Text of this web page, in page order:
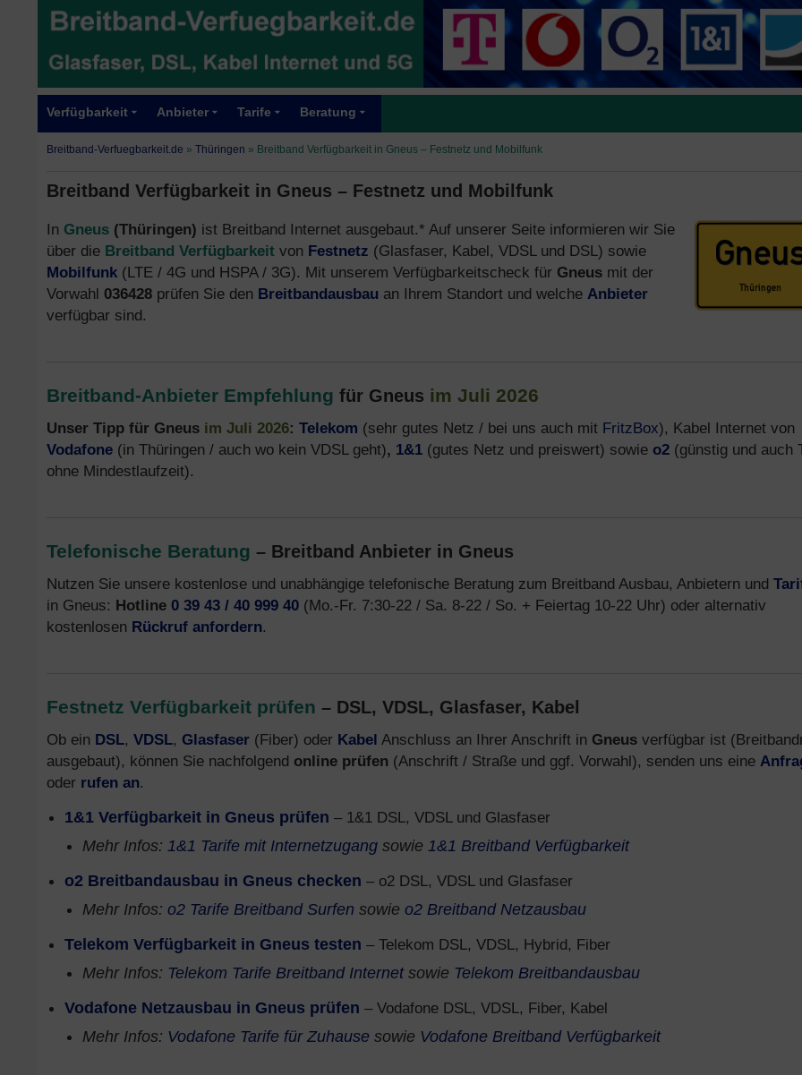
Verfügbarkeit Anbieter Tarife Beratung
Breitband-Verfuegbarkeit.de » Thüringen » Breitband Verfügbarkeit in Gneus – Festnetz und Mobilfunk
Breitband Verfügbarkeit in Gneus – Festnetz und Mobilfunk
In Gneus (Thüringen) ist Breitband Internet ausgebaut.* Auf unserer Seite informieren wir Sie
über die Breitband Verfügbarkeit von Festnetz (Glasfaser, Kabel, VDSL und DSL) sowie
Mobilfunk (LTE / 4G und HSPA / 3G). Mit unserem Verfügbarkeitscheck für Gneus mit der
Vorwahl 036428 prüfen Sie den Breitbandausbau an Ihrem Standort und welche Anbieter
verfügbar sind.
Breitband-Anbieter Empfehlung für Gneus im Juli 2026
Unser Tipp für Gneus im Juli 2026: Telekom (sehr gutes Netz / bei uns auch mit FritzBox), Kabel Internet von
Vodafone (in Thüringen / auch wo kein VDSL geht), 1&1 (gutes Netz und preiswert) sowie o2 (günstig und auch
ohne Mindestlaufzeit).
Telefonische Beratung – Breitband Anbieter in Gneus
Nutzen Sie unsere kostenlose und unabhängige telefonische Beratung zum Breitband Ausbau, Anbietern und
in Gneus: Hotline 0 39 43 / 40 999 40 (Mo.-Fr. 7:30-22 / Sa. 8-22 / So. + Feiertag 10-22 Uhr) oder alternativ
kostenlosen Rückruf anfordern.
Festnetz Verfügbarkeit prüfen – DSL, VDSL, Glasfaser, Kabel
Ob ein DSL, VDSL, Glasfaser (Fiber) oder Kabel Anschluss an Ihrer Anschrift in Gneus verfügbar ist
ausgebaut), können Sie nachfolgend online prüfen (Anschrift / Straße und ggf. Vorwahl), senden uns eine
oder rufen an.
1&1 Verfügbarkeit in Gneus prüfen – 1&1 DSL, VDSL und Glasfaser
Mehr Infos: 1&1 Tarife mit Internetzugang sowie 1&1 Breitband Verfügbarkeit
o2 Breitbandausbau in Gneus checken – o2 DSL, VDSL und Glasfaser
Mehr Infos: o2 Tarife Breitband Surfen sowie o2 Breitband Netzausbau
Telekom Verfügbarkeit in Gneus testen – Telekom DSL, VDSL, Hybrid, Fiber
Mehr Infos: Telekom Tarife Breitband Internetsowie Telekom Breitbandausbau
Vodafone Netzausbau in Gneus prüfen – Vodafone DSL, VDSL, Fiber, Kabel
Mehr Infos: Vodafone Tarife für Zuhause sowie Vodafone Breitband Verfügbarkeit